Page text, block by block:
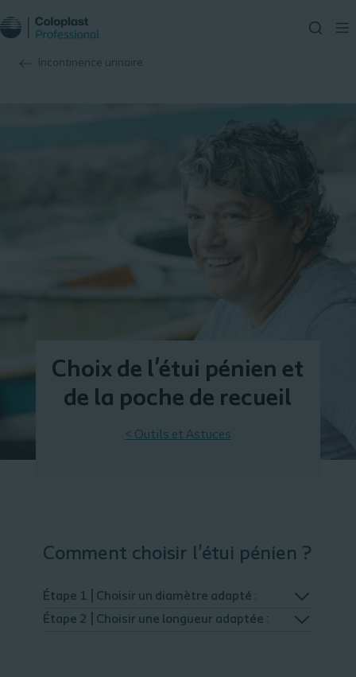
Incontinence urinaire
Choix de l'étui pénien et
de la poche de recueil
< Outils et Astuces
Comment choisir l'étui pénien ?
Étape 1 | Choisir un diamètre adapté :
Étape 2 | Choisir une longueur adaptée :